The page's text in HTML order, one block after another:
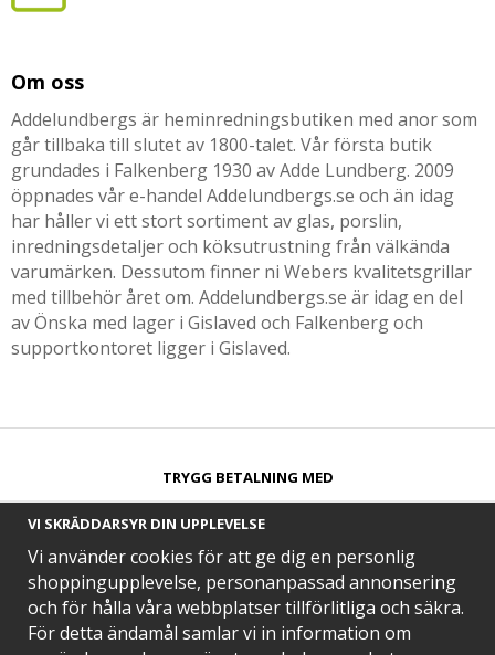
Om oss
Addelundbergs är heminredningsbutiken med anor som
går tillbaka till slutet av 1800-talet. Vår första butik
grundades i Falkenberg 1930 av Adde Lundberg. 2009
öppnades vår e-handel Addelundbergs.se och än idag
har håller vi ett stort sortiment av glas, porslin,
inredningsdetaljer och köksutrustning från välkända
varumärken. Dessutom finner ni Webers kvalitetsgrillar
med tillbehör året om. Addelundbergs.se är idag en del
av Önska med lager i Gislaved och Falkenberg och
supportkontoret ligger i Gislaved.
TRYGG BETALNING MED​
SNABB LEVERANS MED
VI SKRÄDDARSYR DIN UPPLEVELSE
Vi använder cookies för att ge dig en personlig
shoppingupplevelse, personanpassad annonsering
och för hålla våra webbplatser tillförlitliga och säkra.
För detta ändamål samlar vi in information om